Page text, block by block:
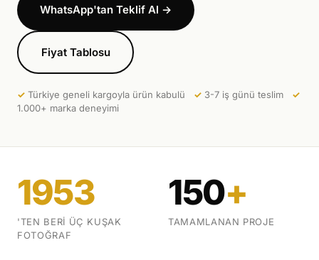
Kağıthane'de profesyonel çekim alanı
Portföy
İletişim
WhatsApp'tan Teklif Al →
Fiyat Tablosu
✓ Türkiye geneli kargoyla ürün kabulü ✓ 3-7 iş günü teslim ✓
1.000+ marka deneyimi
1953
'TEN BERI ÜÇ KUŞAK
FOTOĞRAF
150+
TAMAMLANAN PROJE